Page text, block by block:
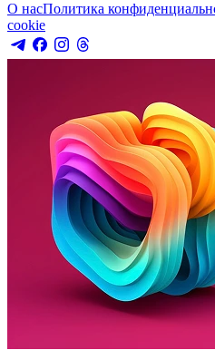
О насПолитика
cookie